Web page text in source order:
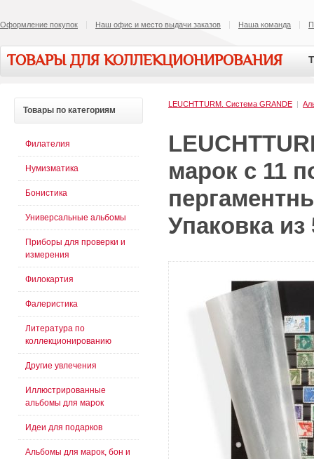
Оформление покупок Наш офис и место выдачи заказов Наша команда
ТОВАРЫ ДЛЯ КОЛЛЕКЦИОНИРОВАНИЯ
LEUCHTTURM. Cистема GRANDE |
марок с 11
Упаковка из
Товары по категориям
Филателия
Нумизматика
Бонистика
Универсальные альбомы
Приборы для проверки и
измерения
Филокартия
Фалеристика
Литература по
коллекционированию
Другие увлечения
Иллюстрированные
альбомы для марок
Идеи для подарков
Альбомы для марок, бон и